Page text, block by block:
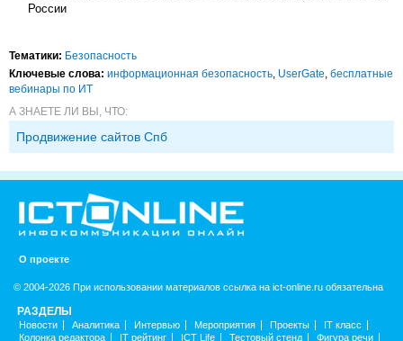
России
Тематики: Безопасность
Ключевые слова: информационная безопасность UserGate бесплатные
вебинары по ИТ
А ЗНАЕТЕ ЛИ ВЫ, ЧТО:
Продвижение сайтов Спб
О проекте
© 2004-2026 При использовании материалов ссылка на ict-online.ru обязательна
РАЗДЕЛЫ
Новости Аналитика Интервью Мероприятия Проекты
IT класс
Колонка редактора
IT рейтинг ICT Life Тестовый стенд Фигура речи